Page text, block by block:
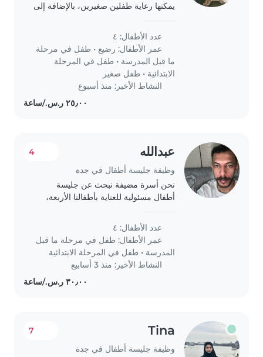
يمكنها رعاية طفلين صغيرين، بالإضافة إلى
مربية تشعر بالراحة في بيئة العمل وتقوم
ببعض الأعمال المنزلية..
عدد الأطفال: ٤
عمر الأطفال: رضيع • طفل في مرحلة
ما قبل المدرسة • طفل في المرحلة
الابتدائية • طفل صغير
النشاط الأخير: منذ أسبوع
عبدالله
وظيفة جليسة أطفال في جدة
4
نحن أسرة مضيفة نبحث عن جليسة
أطفال مسئولية للعناية بأطفالنا الأربعة،
الابتدائية. نود أن تكون الجليسة سريعة
الاستجابة، محببة، ولديها القدرة على
التعامل..
عدد الأطفال: ٤
عمر الأطفال: طفل في مرحلة ما قبل
المدرسة • طفل في المرحلة الابتدائية
النشاط الأخير: منذ 3 أسابيع
Tina
وظيفة جليسة أطفال في جدة
7